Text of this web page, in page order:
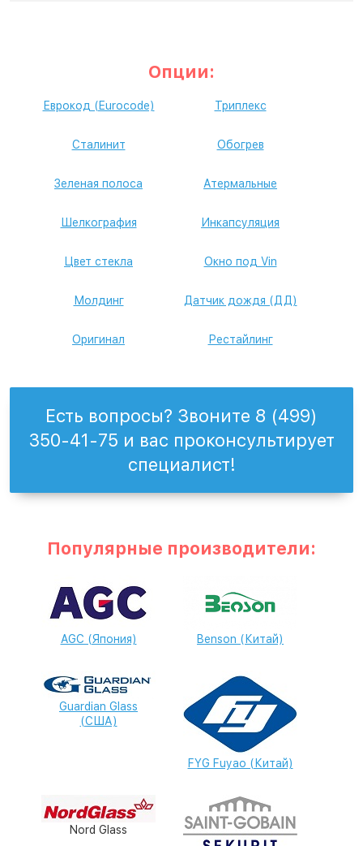
Опции:
Еврокод (Eurocode) Триплекс
Сталинит Обогрев
Зеленая полоса Атермальные
Шелкография Инкапсуляция
Цвет стекла Окно под Vin
Молдинг Датчик дождя (ДД)
Оригинал Рестайлинг
Есть вопросы? Звоните 8 (499)
350-41-75 и вас проконсультирует
специалист!
Популярные производители:
AGC (Япония) Benson (Китай)
Guardian Glass
(США)
FYG Fuyao (Китай)
Nord Glass